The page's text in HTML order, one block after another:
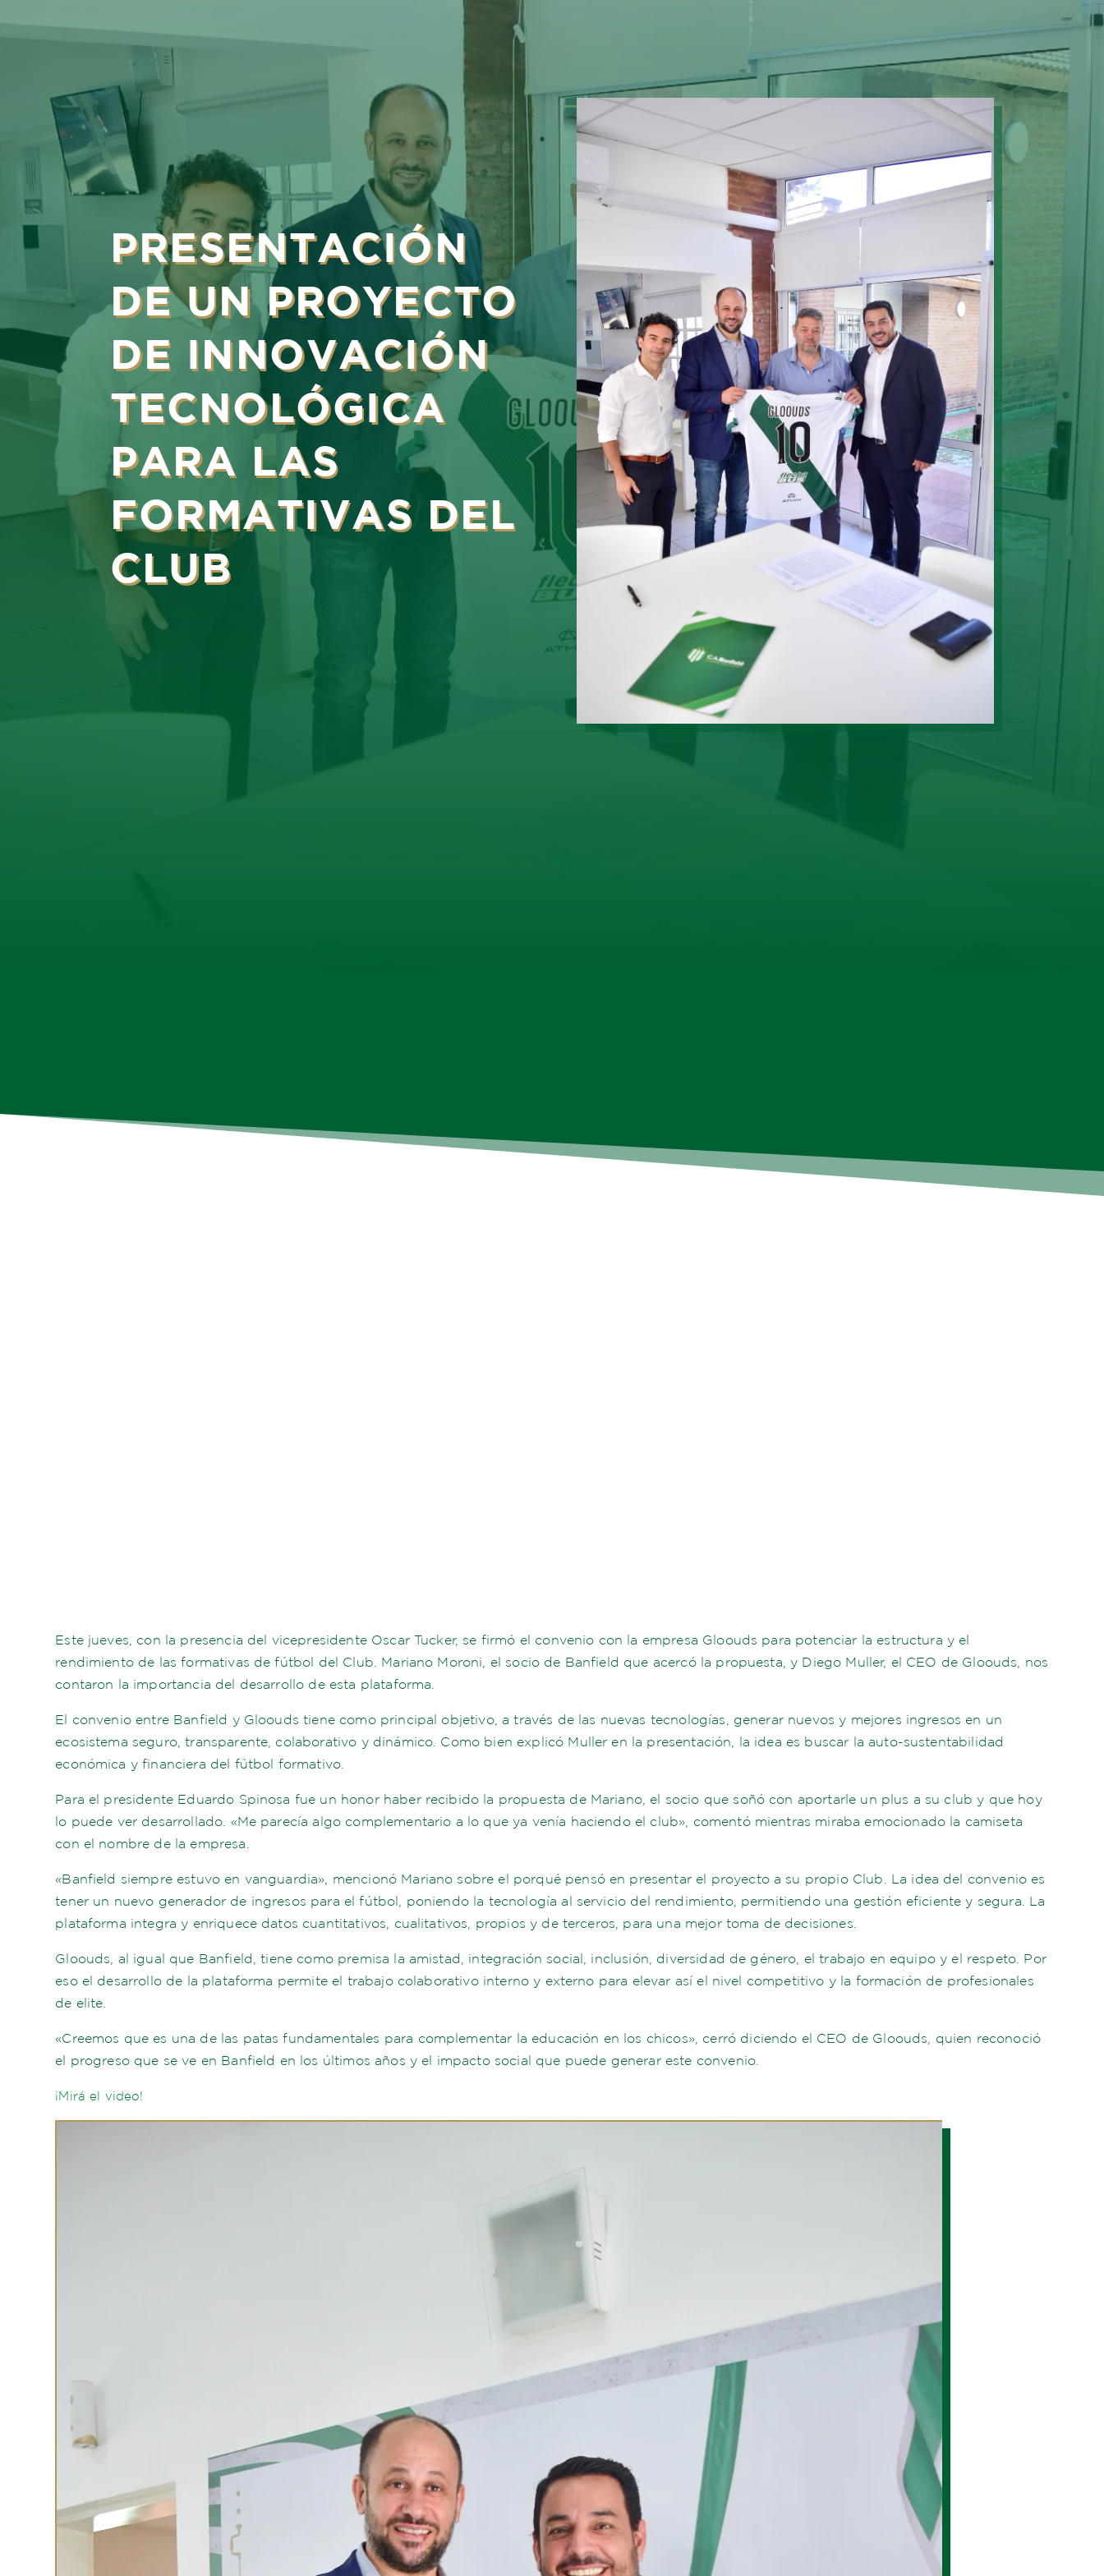
PRESENTACIÓN
DE UN PROYECTO
DE INNOVACIÓN
TECNOLÓGICA
PARA LAS
FORMATIVAS DEL
CLUB
Este jueves, con la presencia del vicepresidente Oscar Tucker, se firmó el convenio con la empresa Gloouds para potenciar la estructura y el
rendimiento de las formativas de fútbol del Club. Mariano Moroni, el socio de Banfield que acercó la propuesta, y Diego Muller, el CEO de Gloouds, nos
contaron la importancia del desarrollo de esta plataforma.
El convenio entre Banfield y Gloouds tiene como principal objetivo, a través de las nuevas tecnologías, generar nuevos y mejores ingresos en un
ecosistema seguro, transparente, colaborativo y dinámico. Como bien explicó Muller en la presentación, la idea es buscar la auto-sustentabilidad
económica y financiera del fútbol formativo.
Para el presidente Eduardo Spinosa fue un honor haber recibido la propuesta de Mariano, el socio que soñó con aportarle un plus a su club y que hoy
lo puede ver desarrollado. «Me parecía algo complementario a lo que ya venía haciendo el club», comentó mientras miraba emocionado la camiseta
con el nombre de la empresa.
«Banfield siempre estuvo en vanguardia», mencionó Mariano sobre el porqué pensó en presentar el proyecto a su propio Club. La idea del convenio es
tener un nuevo generador de ingresos para el fútbol, poniendo la tecnología al servicio del rendimiento, permitiendo una gestión eficiente y segura. La
plataforma integra y enriquece datos cuantitativos, cualitativos, propios y de terceros, para una mejor toma de decisiones.
Gloouds, al igual que Banfield, tiene como premisa la amistad, integración social, inclusión, diversidad de género, el trabajo en equipo y el respeto. Por
eso el desarrollo de la plataforma permite el trabajo colaborativo interno y externo para elevar así el nivel competitivo y la formación de profesionales
de elite.
«Creemos que es una de las patas fundamentales para complementar la educación en los chicos», cerró diciendo el CEO de Gloouds, quien reconoció
el progreso que se ve en Banfield en los últimos años y el impacto social que puede generar este convenio.
¡Mirá el video!